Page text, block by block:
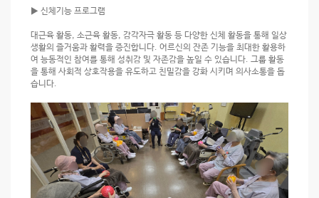
▶ 신체기능 프로그램
대근육 활동, 소근육 활동, 감각자극 활동 등 다양한 신체 활동을 통해 일상
생활의 즐거움과 활력을 증진합니다. 어르신의 잔존 기능을 최대한 활용하
여 능동적인 참여를 통해 성취감 및 자존감을 높일 수 있습니다. 그룹 활동
을 통해 사회적 상호작용을 유도하고 친밀감을 강화 시키며 의사소통을 돕
습니다.